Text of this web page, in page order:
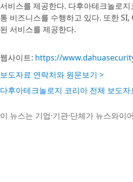
서비스를 제공한다. 다후아테크놀로
통 비즈니스를 수행하고 있다. 또한
된 서비스를 제공한다.
웹사이트: https://
보도자료 연락처와 원문보기 >
다후아테크놀로지 코리아 전체 보도자
이 뉴스는 기업·기관·단체가 뉴스와